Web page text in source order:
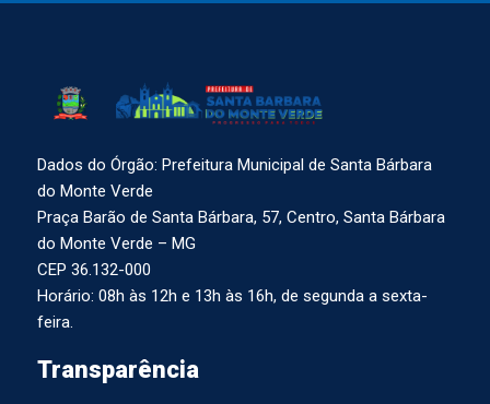
Dados do Órgão: Prefeitura Municipal de Santa Bárbara
do Monte Verde
Praça Barão de Santa Bárbara, 57, Centro, Santa Bárbara
do Monte Verde – MG
CEP 36.132-000
Horário: 08h às 12h e 13h às 16h, de segunda a sexta-
feira.
Transparência